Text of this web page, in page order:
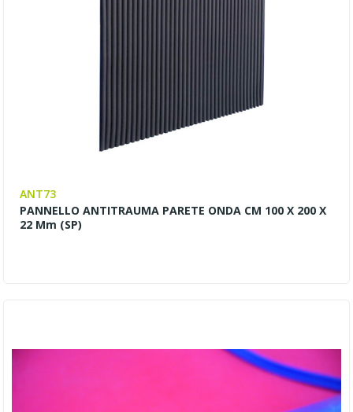
ANT73
PANNELLO ANTITRAUMA PARETE ONDA CM 100 X 200 X
22 Mm (SP)